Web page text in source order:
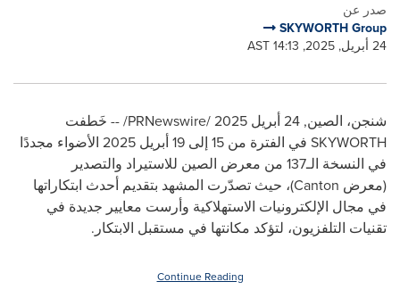
صدر عن
SKYWORTH Group
24 أبريل, 2025, 14:13 AST
شنجن، الصين, 24 أبريل 2025
/PRNewswire/ -- خَطفت
SKYWORTH في الفترة من 15 إلى 19 أبريل 2025 الأضواء مجددًا
في النسخة الـ137 من معرض الصين للاستيراد والتصدير
(معرض Canton)، حيث تصدّرت المشهد بتقديم أحدث ابتكاراتها
في مجال الإلكترونيات الاستهلاكية وأرست معايير جديدة في
تقنيات التلفزيون، لتؤكد مكانتها في مستقبل الابتكار.
Continue Reading